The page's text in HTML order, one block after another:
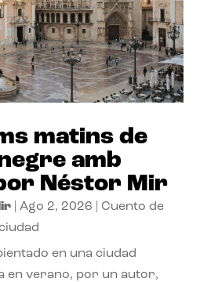
matins de
amb
Néstor Mir
| Ago 2, 2026
Cuento de
en una ciudad
en verano, por un autor,